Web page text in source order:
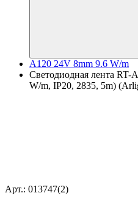
A120 24V 8mm 9.6 W/m
Светодиодная лента
W/m, IP20, 2835, 5m)
Арт.: 013747(2)